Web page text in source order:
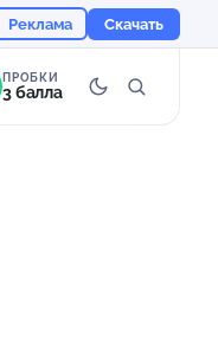
Реклама Скачать
ПРОБКИ
3 балла